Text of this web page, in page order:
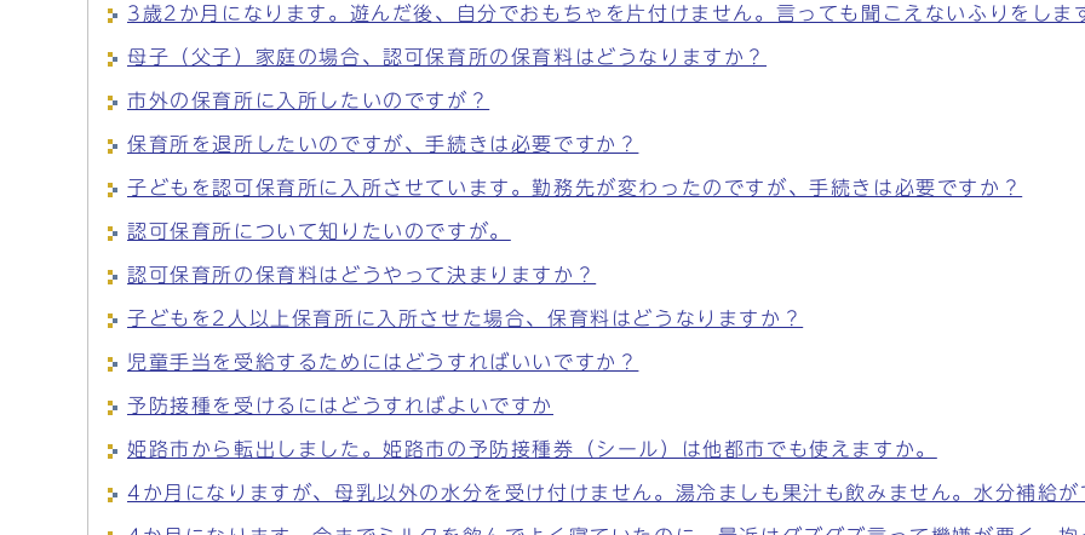
3歳2か月になります。遊んだ後、自分でおもちゃを片付けません。言っても聞こえないふりをしま
母子（父子）家庭の場合、認可保育所の保育料はどうなりますか？
市外の保育所に入所したいのですが？
保育所を退所したいのですが、手続きは必要ですか？
子どもを認可保育所に入所させています。勤務先が変わったのですが、手続きは必要ですか？
認可保育所について知りたいのですが。
認可保育所の保育料はどうやって決まりますか？
子どもを2人以上保育所に入所させた場合、保育料はどうなりますか？
児童手当を受給するためにはどうすればいいですか？
予防接種を受けるにはどうすればよいですか
姫路市から転出しました。姫路市の予防接種券（シール）は他都市でも使えますか。
4か月になりますが、母乳以外の水分を受け付けません。湯冷ましも果汁も飲みません。水分補給が